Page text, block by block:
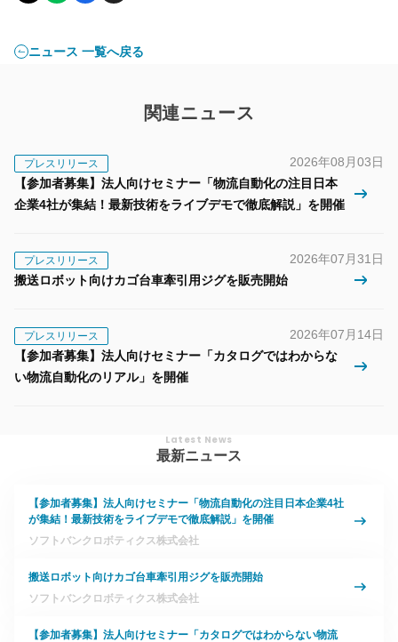
ニュース 一覧へ戻る
最新ニュース
Latest News
【参加者募集】法人向けセミナー「物流自動化の注目日本企業4社
が集結！最新技術をライブデモで徹底解説」を開催
ソフトバンクロボティクス株式会社
搬送ロボット向けカゴ台車牽引用ジグを販売開始
ソフトバンクロボティクス株式会社
【参加者募集】法人向けセミナー「カタログではわからない物流
関連ニュース
プレスリリース
2026年08月03日
【参加者募集】法人向けセミナー「物流自動化の注目日本
企業4社が集結！最新技術をライブデモで徹底解説」を開催
プレスリリース
2026年07月31日
搬送ロボット向けカゴ台車牽引用ジグを販売開始
プレスリリース
2026年07月14日
【参加者募集】法人向けセミナー「カタログではわからな
い物流自動化のリアル」を開催